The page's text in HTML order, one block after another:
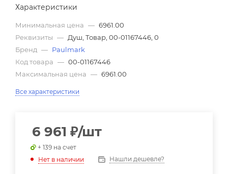
Характеристики
Минимальная цена — 6961.00
Реквизиты — Душ, Товар, 00-01167446, 0
Бренд — Paulmark
Код товара — 00-01167446
Максимальная цена — 6961.00
Все характеристики
6 961 ₽/шт
+ 139 на счет
Нет в наличии
Нашли дешевле?